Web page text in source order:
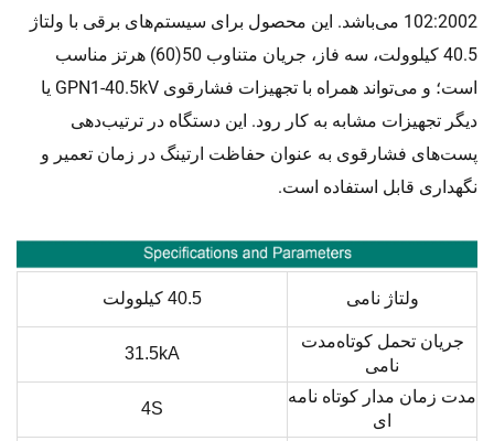
102:2002 می‌باشد. این محصول برای سیستم‌های برقی با ولتاژ
40.5 کیلوولت، سه فاز، جریان متناوب 50(60) هرتز مناسب
است؛ و می‌تواند همراه با تجهیزات فشارقوی GPN1-40.5kV یا
دیگر تجهیزات مشابه به کار رود. این دستگاه در ترتیب‌دهی
پست‌های فشارقوی به عنوان حفاظت ارتینگ در زمان تعمیر و
نگهداری قابل استفاده است.
ولتاژ نامی 40.5 کیلوولت
جریان تحمل کوتاه‌مدت
نامی
31.5kA
مدت زمان مدار کوتاه نامه
ای
4S